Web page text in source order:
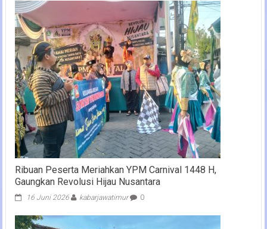
Ribuan Peserta Meriahkan YPM Carnival 1448 H,
Gaungkan Revolusi Hijau Nusantara
16 Juni 2026 kabarjawatimur 0